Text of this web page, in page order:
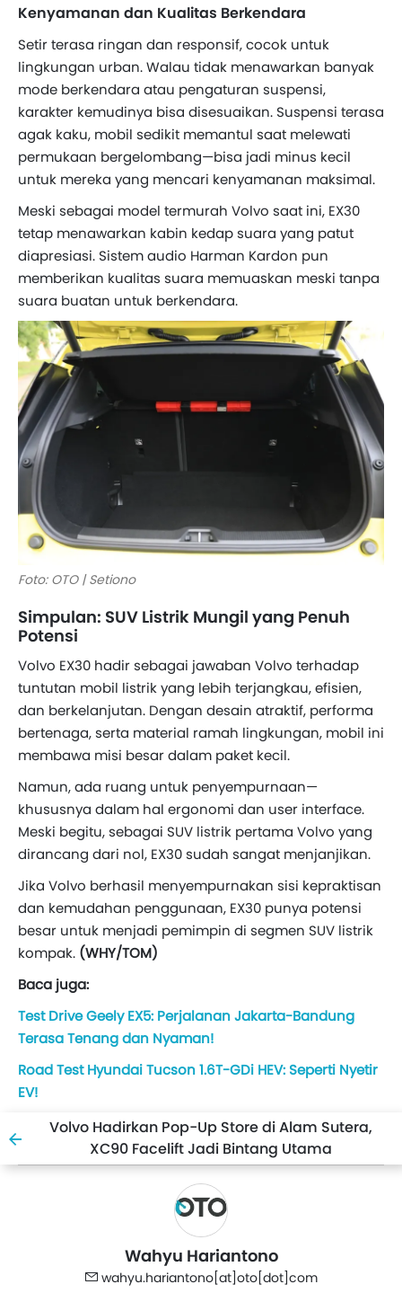
Kenyamanan dan Kualitas Berkendara
Setir terasa ringan dan responsif, cocok untuk
lingkungan urban. Walau tidak menawarkan banyak
mode berkendara atau pengaturan suspensi,
karakter kemudinya bisa disesuaikan. Suspensi terasa
agak kaku, mobil sedikit memantul saat melewati
permukaan bergelombang—bisa jadi minus kecil
untuk mereka yang mencari kenyamanan maksimal.
Meski sebagai model termurah Volvo saat ini, EX30
tetap menawarkan kabin kedap suara yang patut
diapresiasi. Sistem audio Harman Kardon pun
memberikan kualitas suara memuaskan meski tanpa
suara buatan untuk berkendara.
Foto: OTO | Setiono
Simpulan: SUV Listrik Mungil yang Penuh
Potensi
Volvo EX30 hadir sebagai jawaban Volvo terhadap
tuntutan mobil listrik yang lebih terjangkau, efisien,
dan berkelanjutan. Dengan desain atraktif, performa
bertenaga, serta material ramah lingkungan, mobil ini
membawa misi besar dalam paket kecil.
Namun, ada ruang untuk penyempurnaan—
khususnya dalam hal ergonomi dan user interface.
Meski begitu, sebagai SUV listrik pertama Volvo yang
dirancang dari nol, EX30 sudah sangat menjanjikan.
Jika Volvo berhasil menyempurnakan sisi kepraktisan
dan kemudahan penggunaan, EX30 punya potensi
besar untuk menjadi pemimpin di segmen SUV listrik
kompak. (WHY/TOM)
Baca juga:
Test Drive Geely EX5: Perjalanan Jakarta-Bandung
Terasa Tenang dan Nyaman!
Road Test Hyundai Tucson 1.6T-GDi HEV: Seperti Nyetir
EV!
Volvo Hadirkan Pop-Up Store di Alam Sutera,
XC90 Facelift Jadi Bintang Utama
Wahyu Hariantono
wahyu.hariantono[at]oto[dot]com